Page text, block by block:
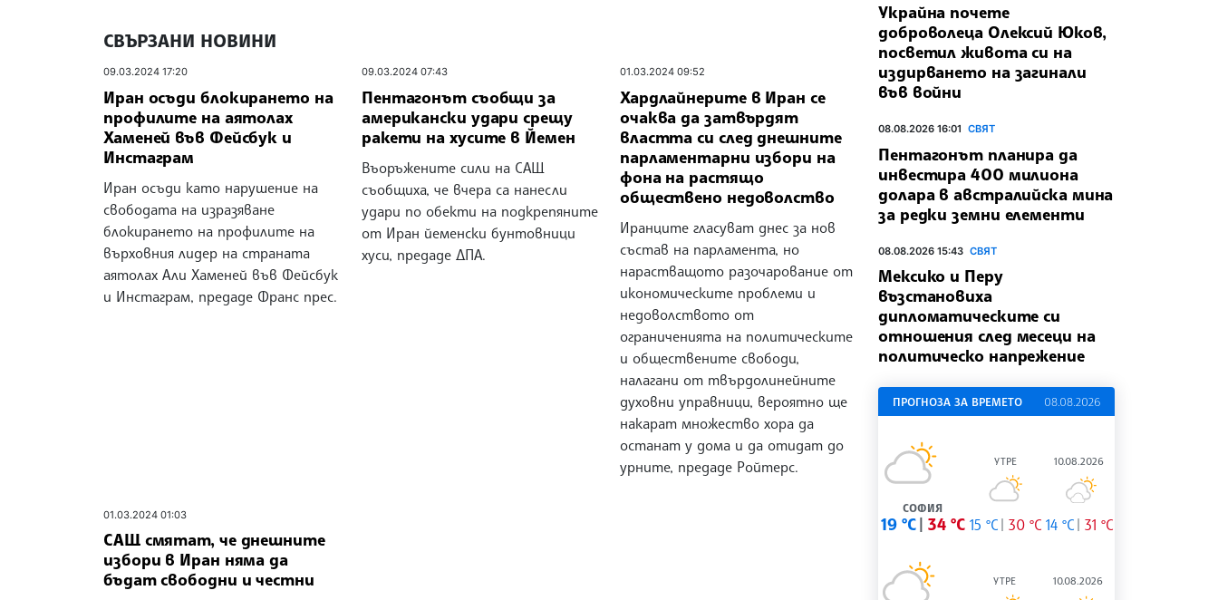
СВЪРЗАНИ НОВИНИ
09.03.2024 17:20
Иран осъди блокирането на
профилите на аятолах
Хаменей във Фейсбук и
Инстаграм
Иран осъди като нарушение на
свободата на изразяване
блокирането на профилите на
върховния лидер на страната
аятолах Али Хаменей във Фейсбук
и Инстаграм, предаде Франс прес.
09.03.2024 07:43
Пентагонът съобщи за
американски удари срещу
ракети на хусите в Йемен
Въоръжените сили на САЩ
съобщиха, че вчера са нанесли
удари по обекти на подкрепяните
от Иран йеменски бунтовници
хуси, предаде ДПА.
01.03.2024 09:52
Хардлайнерите в Иран се
очаква да затвърдят
властта си след днешните
парламентарни избори на
фона на растящо
обществено недоволство
Иранците гласуват днес за нов
състав на парламента, но
нарастващото разочарование от
икономическите проблеми и
недоволството от
ограниченията на политическите
и обществените свободи,
налагани от твърдолинейните
духовни управници, вероятно ще
накарат множество хора да
останат у дома и да отидат до
урните, предаде Ройтерс.
01.03.2024 01:03
САЩ смятат, че днешните
избори в Иран няма да
бъдат свободни и честни
Украйна почете
доброволеца Олексий Юков,
посветил живота си на
издирването на загинали
във войни
08.08.2026 16:01 СВЯТ
Пентагонът планира да
инвестира 400 милиона
долара в австралийска мина
за редки земни елементи
08.08.2026 15:43 СВЯТ
Мексико и Перу
възстановиха
дипломатическите си
отношения след месеци на
политическо напрежение
ПРОГНОЗА ЗА ВРЕМЕТО 08.08.2026
СОФИЯ
19 °C 34 °C
УТРЕ
15 °C 30 °C
10.08.2026
14 °C 31 °C
УТРЕ 10.08.2026